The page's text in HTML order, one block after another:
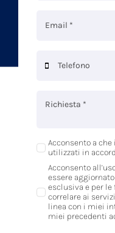
Acconsento a
utilizzati in
Acconsento
essere
esclusiva e per
correlare ai
linea con i miei
miei precedenti